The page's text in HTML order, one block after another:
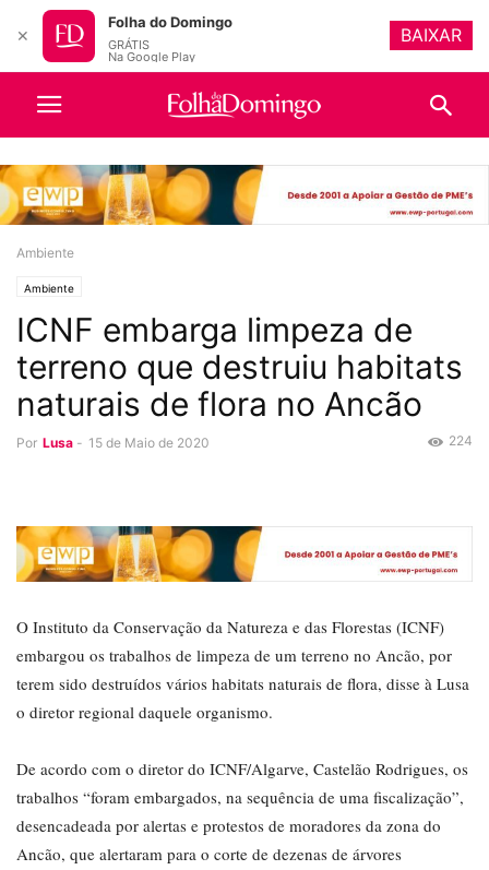
Ambiente
Ambiente
ICNF embarga limpeza de
terreno que destruiu habitats
naturais de flora no Ancão
Por Lusa - 15 de Maio de 2020 224
O Instituto da Conservação da Natureza e das Florestas (ICNF)
embargou os trabalhos de limpeza de um terreno no Ancão, por
terem sido destruídos vários habitats naturais de flora, disse à Lusa
o diretor regional daquele organismo.
De acordo com o diretor do ICNF/Algarve, Castelão Rodrigues, os
trabalhos “foram embargados, na sequência de uma fiscalização”,
desencadeada por alertas e protestos de moradores da zona do
Ancão, que alertaram para o corte de dezenas de árvores
✕
Folha do Domingo
GRÁTIS
Na Google Play
BAIXAR